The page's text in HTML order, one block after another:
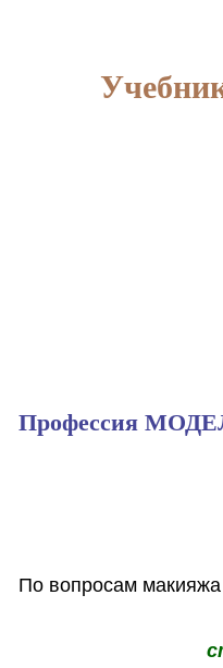
Профессия
По вопросам